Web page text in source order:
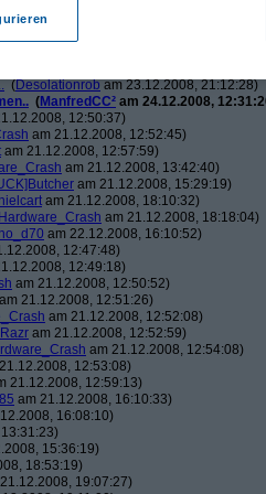
am 23.12.2008, 08:25:26)
(Desolationrob am 23.12.2008, 21:12:28)
(ManfredCC² am 24.12.2008,
12:50:37)
am 21.12.2008, 12:52:45)
am 21.12.2008, 12:57:59)
am 21.12.2008, 13:42:40)
am 21.12.2008, 15:29:19)
am 21.12.2008, 18:10:32)
Hardware_Crash am 21.12.2008, 18:18:04)
am 22.12.2008, 16:10:52)
12:47:48)
12:49:18)
am 21.12.2008, 12:50:52)
am 21.12.2008, 12:51:26)
am 21.12.2008, 12:52:08)
am 21.12.2008, 12:52:59)
am 21.12.2008, 12:54:08)
12:53:08)
21.12.2008, 12:59:13)
am 21.12.2008, 16:10:33)
16:08:10)
15:36:19)
18:53:19)
19:07:27)